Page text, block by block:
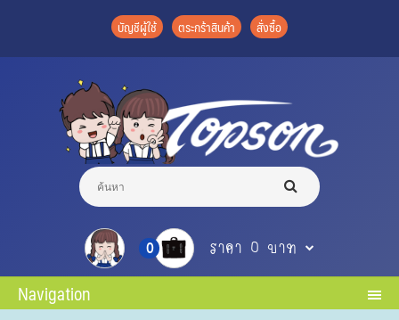
บัญชีผู้ใช้ ตระกร้าสินค้า สั่งซื้อ
0 ราคา 0 บาท
Navigation